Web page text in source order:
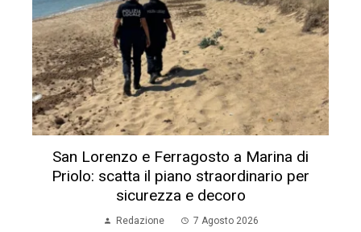
San Lorenzo e Ferragosto a Marina di
Priolo: scatta il piano straordinario per
sicurezza e decoro
Redazione 7 Agosto 2026